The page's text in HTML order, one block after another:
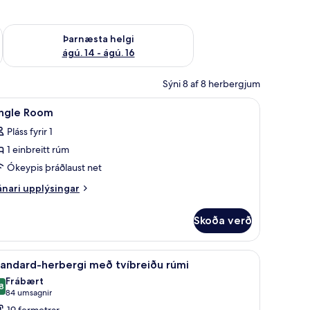
9
Þarnæsta helgi
ágú. 14 - ágú. 16
Athuga framboð þarnæstu helgi ágú. 14 - ágú. 16
Sýni 8 af 8 herbergjum
gardínur Rúmföt af bestu gerð, skrifborð,
5 Room
Pláss fyrir 1
1 einbreitt rúm
Ókeypis þráðlaust net
upplýsingar
Skoða verð
skrifborð, myrkratjöld/-gardínurRúmföt af bestu gerð, skrifborð,
7 herbergi með tvíbreiðu rúmi
af 10
Frábært
84 umsagnir
(84